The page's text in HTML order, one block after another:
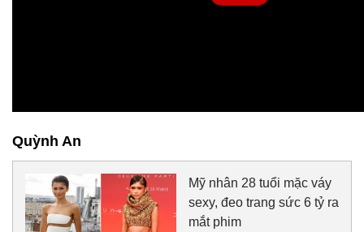
Quỳnh An
Mỹ nhân 28 tuổi mặc váy
sexy, đeo trang sức 6 tỷ ra
mắt phim